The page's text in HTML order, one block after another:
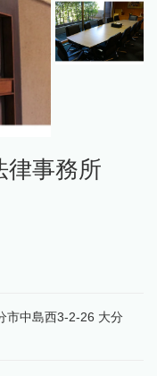
律事務所
市中島西3-2-26 大分